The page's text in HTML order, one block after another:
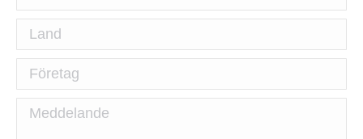
Land
Företag
Meddelande